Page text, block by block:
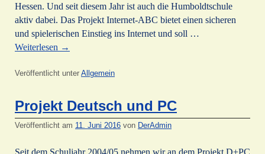
Hessen. Und seit diesem Jahr ist auch die Humboldtschule
aktiv dabei. Das Projekt Internet-ABC bietet einen sicheren
und spielerischen Einstieg ins Internet und soll …
Weiterlesen →
Veröffentlicht unter Allgemein
Projekt Deutsch und PC
Veröffentlicht am 11. Juni 2016 von DerAdmin